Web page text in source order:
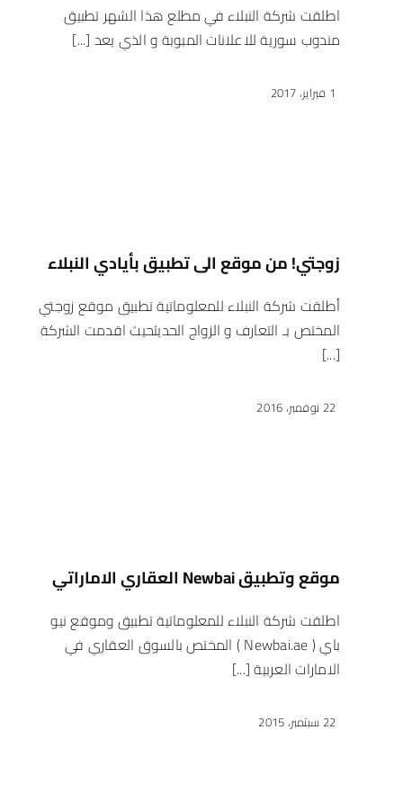
اطلقت شركة النبلاء في مطلع هذا الشهر تطبيق
مندوب سورية للاعلانات المبوبة و الذي يعد [...]
1 فبراير، 2017
زوجتي! من موقع الى تطبيق بأيادي النبلاء
أطلقت شركة النبلاء للمعلوماتية تطبيق موقع زوجتي
المختص بـ التعارف و الزواج الحديثحيث اقدمت الشركة
[...]
22 نوفمبر، 2016
موقع وتطبيق Newbai العقاري الاماراتي
اطلقت شركة النبلاء للمعلوماتية تطبيق وموقع نيو
باي ( Newbai.ae ) المختص بالسوق العقاري في
الامارات العربية [...]
22 سبتمبر، 2015